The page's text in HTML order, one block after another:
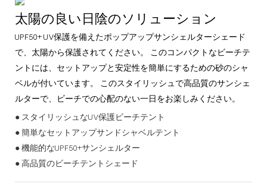
太陽の良い日陰のソリューション
UPF50+ UV保護を備えたポップアップサンシェルターシェード
で、太陽から保護されてください。 このコンパクトなビーチテ
ントには、セットアップと安定性を簡単にするための砂のシャ
ベルが付いています。 このスタイリッシュで高品質のサンシェ
ルターで、ビーチでの心配のない一日をお楽しみください。
● スタイリッシュなUV保護ビーチテント
● 簡単なセットアップサンドシャベルテント
● 機能的なUPF50+サンシェルター
● 高品質のビーチテントシェード